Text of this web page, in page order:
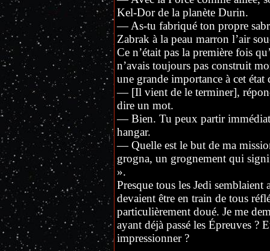
Kel-Dor de la planète Durin.
— As-tu fabriqué ton propre
Zabrak à la peau marron l’air
Ce n’était pas la première fois
n’avais toujours pas construit
une grande importance à cet état
— [Il vient de le terminer],
dire un mot.
— Bien. Tu peux partir
hangar.
— Quelle est le but de ma
grogna, un grognement qui
».
Presque tous les Jedi
devaient être en train de tous
particulièrement doué. Je me
ayant déjà passé les Épreuves ?
impressionner ?